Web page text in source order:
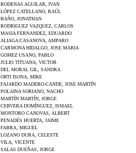
RODENAS AGUILAR, IVAN
LÓPEZ CATELLANO, RAÚL
BAÑO, JONATHAN
RODRIGUEZ VAZQUEZ, CARLOS
MASIA FERNANDEZ, EDUARDO
ALIAGA CASANOVA, AMPARO
CARMONA HIDALGO, JOSE MARIA
GOMEZ USANO, PABLO
JULIO TITUANA, VICTOR
DEL MORAL GIL, SANDRA
ORTI ISONA, MIKE
FAJARDO MADERO-CANDE, JOSE MARTÍN
POLAINA SORIANO, NACHO
MARTÍN MARTÍN, JORGE
CERVERA DOMÍNGUEZ, ISMAEL
MONTORO CANOVAS, ALBERT
PENADÉS HUERTA, JAIME
FABRA, MIGUEL
LOZANO DURA, CELESTE
VILA, VICENTE
SALAS DUEÑAS, JORGE